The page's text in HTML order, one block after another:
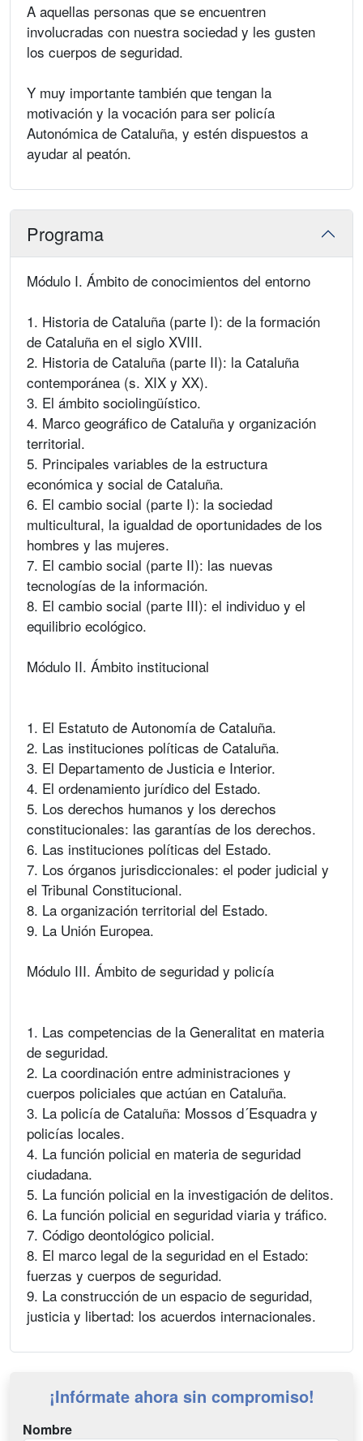
A aquellas personas que se encuentren
involucradas con nuestra sociedad y les gusten
los cuerpos de seguridad.
Y muy importante también que tengan la
motivación y la vocación para ser policía
Autonómica de Cataluña, y estén dispuestos a
ayudar al peatón.
Programa
Módulo I. Ámbito de conocimientos del entorno
1. Historia de Cataluña (parte I): de la formación
de Cataluña en el siglo XVIII.
2. Historia de Cataluña (parte II): la Cataluña
contemporánea (s. XIX y XX).
3. El ámbito sociolingüístico.
4. Marco geográfico de Cataluña y organización
territorial.
5. Principales variables de la estructura
económica y social de Cataluña.
6. El cambio social (parte I): la sociedad
multicultural, la igualdad de oportunidades de los
hombres y las mujeres.
7. El cambio social (parte II): las nuevas
tecnologías de la información.
8. El cambio social (parte III): el individuo y el
equilibrio ecológico.
Módulo II. Ámbito institucional
1. El Estatuto de Autonomía de Cataluña.
2. Las instituciones políticas de Cataluña.
3. El Departamento de Justicia e Interior.
4. El ordenamiento jurídico del Estado.
5. Los derechos humanos y los derechos
constitucionales: las garantías de los derechos.
6. Las instituciones políticas del Estado.
7. Los órganos jurisdiccionales: el poder judicial y
el Tribunal Constitucional.
8. La organización territorial del Estado.
9. La Unión Europea.
Módulo III. Ámbito de seguridad y policía
1. Las competencias de la Generalitat en materia
de seguridad.
2. La coordinación entre administraciones y
cuerpos policiales que actúan en Cataluña.
3. La policía de Cataluña: Mossos d´Esquadra y
policías locales.
4. La función policial en materia de seguridad
ciudadana.
5. La función policial en la investigación de delitos.
6. La función policial en seguridad viaria y tráfico.
7. Código deontológico policial.
8. El marco legal de la seguridad en el Estado:
fuerzas y cuerpos de seguridad.
9. La construcción de un espacio de seguridad,
justicia y libertad: los acuerdos internacionales.
¡Infórmate ahora sin compromiso!
Nombre